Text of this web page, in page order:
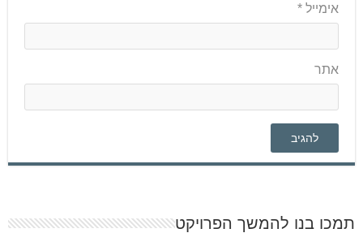
אימייל *
אתר
תמכו בנו להמשך הפרויקט